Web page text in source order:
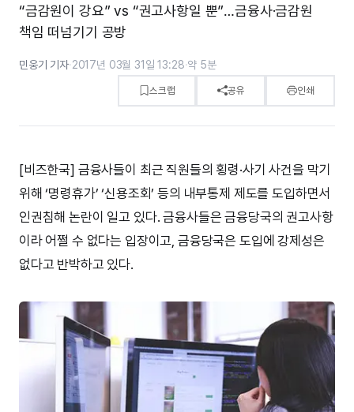
“금감원이 강요” vs “권고사항일 뿐”…금융사·금감원
책임 떠넘기기 공방
민웅기 기자·2017년 03월 31일 13:28·약 5분
스크랩 공유 인쇄
[비즈한국] 금융사들이 최근 직원들의 횡령·사기 사건을 막기
위해 ‘명령휴가’ ‘신용조회’ 등의 내부통제 제도를 도입하면서
인권침해 논란이 일고 있다. 금융사들은 금융당국의 권고사항
이라 어쩔 수 없다는 입장이고, 금융당국은 도입에 강제성은
없다고 반박하고 있다.